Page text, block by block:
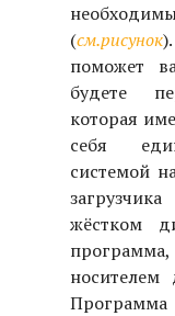
(см.рисунок
поможет
будете
которая
себя
системой
жёстком
носителем